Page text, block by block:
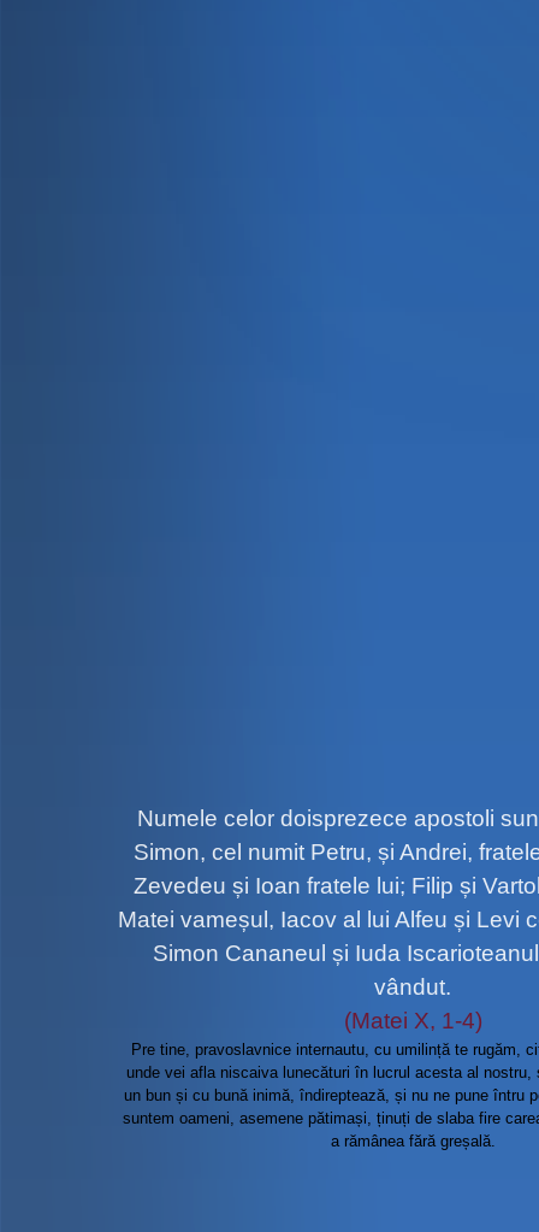
Numele celor doisprezece apostoli
Simon, cel numit Petru, și Andrei,
Zevedeu și Ioan fratele lui; Filip și
Matei vameșul, Iacov al lui Alfeu și Levi
Simon Cananeul și Iuda
vândut.
(Matei X, 1-4)
Pre tine, pravoslavnice internautu, cu umilință te rugăm,
unde vei afla niscaiva lunecături în lucrul acesta al
un bun și cu bună inimă, îndireptează, și nu ne pune întru
suntem oameni, asemene pătimași, ținuți de slaba fire
a rămânea fără greșală.